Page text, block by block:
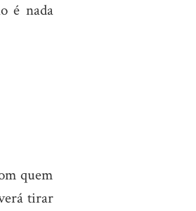
é nada
quem
tirar